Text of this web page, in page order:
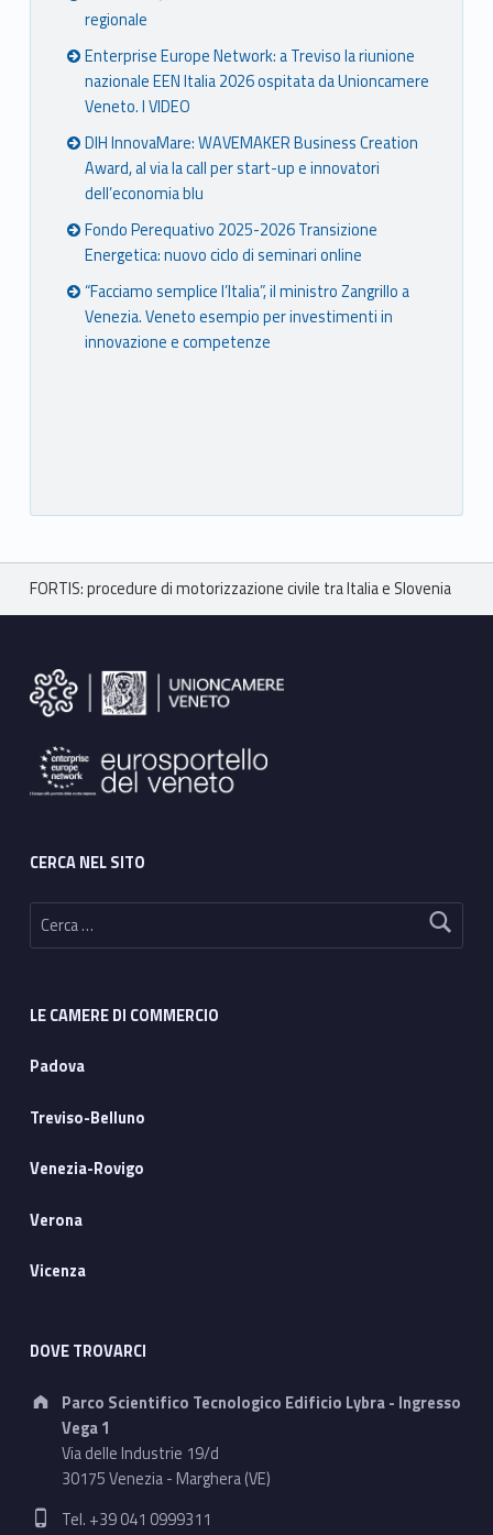
regionale
Enterprise Europe Network: a Treviso la riunione
nazionale EEN Italia 2026 ospitata da Unioncamere
Veneto. I VIDEO
DIH InnovaMare: WAVEMAKER Business Creation
Award, al via la call per start-up e innovatori
dell’economia blu
Fondo Perequativo 2025-2026 Transizione
Energetica: nuovo ciclo di seminari online
“Facciamo semplice l’Italia”, il ministro Zangrillo a
Venezia. Veneto esempio per investimenti in
innovazione e competenze
Breadcrumbs navigation
FORTIS: procedure di motorizzazione civile tra Italia e Slovenia
CERCA NEL SITO
Ricerca per:
LE CAMERE DI COMMERCIO
Padova
Treviso-Belluno
Venezia-Rovigo
Verona
Vicenza
DOVE TROVARCI
Address:
Parco Scientifico Tecnologico Edificio Lybra - Ingresso
Vega 1
Via delle Industrie 19/d
30175 Venezia - Marghera (VE)
Phone number:
Tel. +39 041 0999311